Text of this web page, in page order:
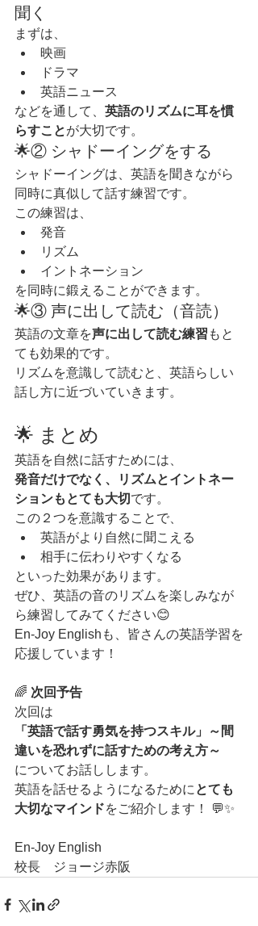
聞く
まずは、
映画
ドラマ
英語ニュース
などを通して、 英語のリズムに耳を慣
らすことが大切です。
🌟② シャドーイングをする
シャドーイングは、英語を聞きながら
同時に真似して話す練習です。
この練習は、
発音
リズム
イントネーション
を同時に鍛えることができます。
🌟③ 声に出して読む（音読）
英語の文章を声に出して読む練習 もと
ても効果的です。
リズムを意識して読むと、英語らしい
話し方に近づいていきます。
🌟 まとめ
英語を自然に話すためには、
発音だけでなく、リズムとイントネー
ションもとても大切 です。
この２つを意識することで、
英語がより自然に聞こえる
相手に伝わりやすくなる
といった効果があります。
ぜひ、英語の音のリズムを楽しみなが
ら練習してみてください😊
En-Joy Englishも、皆さんの英語学習を
応援しています！
🌈 次回予告
次回は
「英語で話す勇気を持つスキル」～間
違いを恐れずに話すための考え方～
についてお話しします。
英語を話せるようになるために とても
大切なマインドをご紹介します！ 💬✨
En-Joy English
校長　ジョージ赤阪